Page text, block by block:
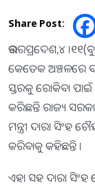
Share Post:
ଉତ୍ତରପ୍ରଦେଶ,୪
କେତେକ ଅଞ୍ଚଳରେ
ସ୍ତରକୁ ରୋକିବା
କରିଛନ୍ତି ରାଜ୍ୟ
ମନ୍ତ୍ରୀ ଦାରା
କରିବାକୁ କହିଛନ୍ତି ।
ଏହା ସହ ଦାରା ସିଂହ